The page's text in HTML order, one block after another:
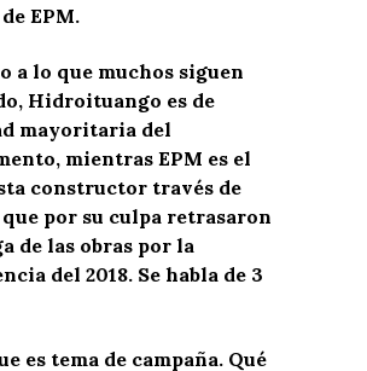
EPM.
a lo que muchos siguen
Hidroituango es de
mayoritaria del
mientras EPM es el
constructor través de
por su culpa retrasaron
de las obras por la
del 2018. Se habla de 3
es tema de campaña. Qué